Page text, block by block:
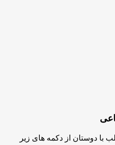
با دوستان از دکمه های زیر